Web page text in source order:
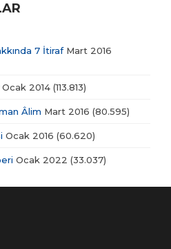
7 İtirafMart 2016
Ocak 2014 (113.813)
Âlim Mart 2016 (80.595)
Ocak 2016 (60.620)
Ocak 2022 (33.037)